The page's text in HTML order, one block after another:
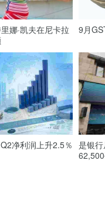
娜·凯夫在尼卡拉
9月
净利润上升2.5％ 是银